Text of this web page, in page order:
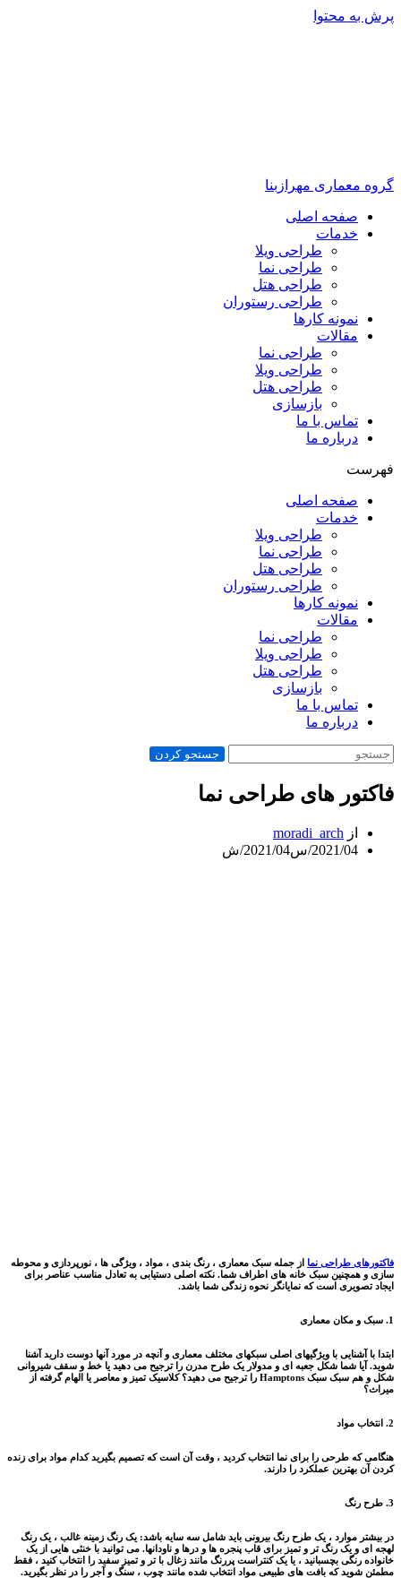
پرش به محتوا
گروه معماری مهرازبنا
صفحه اصلی
خدمات
طراحی ویلا
طراحی نما
طراحی هتل
طراحی رستوران
نمونه کارها
مقالات
طراحی نما
طراحی ویلا
طراحی هتل
بازسازی
تماس با ما
درباره ما
فهرست
صفحه اصلی
خدمات
طراحی ویلا
طراحی نما
طراحی هتل
طراحی رستوران
نمونه کارها
مقالات
طراحی نما
طراحی ویلا
طراحی هتل
بازسازی
تماس با ما
درباره ما
جستجو کردن
فاکتور های طراحی نما
از moradi_arch
2021/04/س
2021/04/ش
فاکتورهای طراحی نما از جمله سبک معماری ، رنگ بندی ، مواد ، ویژگی ها ، نورپردازی و محوطه
سازی و همچنین سبک خانه های اطراف شما. نکته اصلی دستیابی به تعادل مناسب عناصر برای
ایجاد تصویری است که نمایانگر نحوه زندگی شما باشد.
1. سبک و مکان معماری
ابتدا با آشنایی با ویژگیهای اصلی سبکهای مختلف معماری و آنچه در مورد آنها دوست دارید آشنا
شوید. آیا شما شکل جعبه ای و مدولار یک طرح مدرن را ترجیح می دهید یا خط و سقف شیروانی
شکل و هم سبک سبک Hamptons را ترجیح می دهید؟ کلاسیک تمیز و معاصر یا الهام گرفته از
میراث؟
2. انتخاب مواد
هنگامی که طرحی را برای نما انتخاب کردید ، وقت آن است که تصمیم بگیرید کدام مواد برای زنده
کردن آن بهترین عملکرد را دارند.
3. طرح رنگ
در بیشتر موارد ، یک طرح رنگ بیرونی باید شامل سه سایه باشد: یک رنگ زمینه غالب ، یک رنگ
لهجه ای و یک رنگ تر و تمیز برای قاب پنجره ها و درها و ناودانها. می توانید با خنثی هایی از یک
خانواده رنگی بچسبانید ، یا یک کنتراست پررنگ مانند زغال با تر و تمیز سفید را انتخاب کنید ، فقط
مطمئن شوید که بافت های طبیعی مواد انتخاب شده مانند چوب ، سنگ و آجر را در نظر بگیرید.